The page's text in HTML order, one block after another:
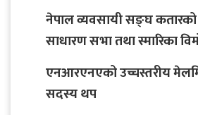
नेपाल व्यवसायी सङ्घ कतारको
साधारण सभा तथा स्मारिका
एनआरएनएको उच्चस्तरीय
सदस्य थप